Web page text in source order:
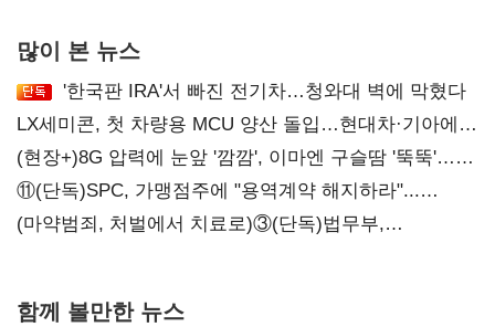
많이 본 뉴스
'한국판 IRA'서 빠진 전기차…청와대 벽에 막혔다
LX세미콘, 첫 차량용 MCU 양산 돌입…현대차·기아에
공급
(현장+)8G 압력에 눈앞 '깜깜', 이마엔 구슬땀 '뚝뚝'…
화려한 에어쇼 뒤 땀방울
⑪(단독)SPC, 가맹점주에 "용역계약 해지하라"...
내팽개친 '사회적합의'
(마약범죄, 처벌에서 치료로)③(단독)법무부,
함께 볼만한 뉴스